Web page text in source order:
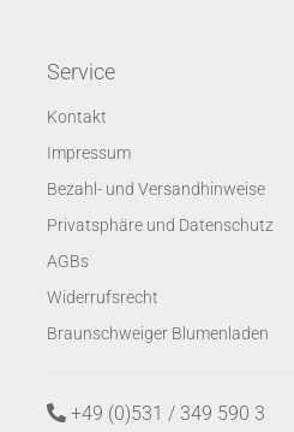
Service
Kontakt
Impressum
Bezahl- und Versandhinweise
Privatsphäre und Datenschutz
AGBs
Widerrufsrecht
Braunschweiger Blumenladen
+49 (0)531 / 349 590 3